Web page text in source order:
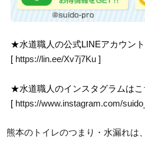
★水道職人の公式LINEアカウント
[ https://lin.ee/Xv7j7Ku ]
★水道職人のインスタグラムはこ
[ https://www.instagram.com/
熊本のトイレのつまり・水漏れは